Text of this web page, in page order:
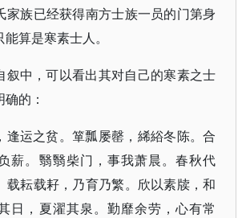
家族已经获得南方士族一员的门第身
算是寒素士人。
叙中，可以看出其对自己的寒素之士
的：
逢运之贫。箪瓢屡罄，絺綌冬陈。合
薪。翳翳柴门，事我萧晨。春秋代
载耘载耔，乃育乃繁。欣以素牍，和
日，夏濯其泉。勤靡余劳，心有常